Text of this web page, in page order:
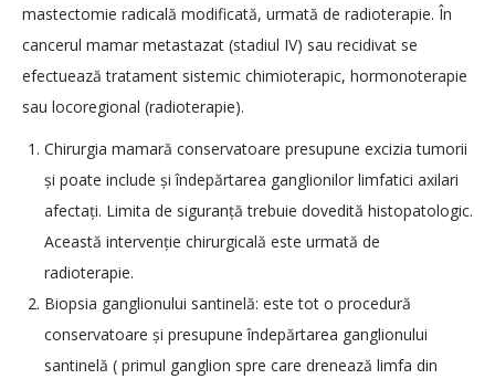
mastectomie radicală modificată, urmată de radioterapie. În
cancerul mamar metastazat (stadiul IV) sau recidivat se
efectuează tratament sistemic chimioterapic, hormonoterapie
sau locoregional (radioterapie).
Chirurgia mamară conservatoare presupune excizia tumorii
și poate include și îndepărtarea ganglionilor limfatici axilari
afectați. Limita de siguranță trebuie dovedită histopatologic.
Această intervenție chirurgicală este urmată de
radioterapie.
Biopsia ganglionului santinelă: este tot o procedură
conservatoare și presupune îndepărtarea ganglionului
santinelă ( primul ganglion spre care drenează limfa din